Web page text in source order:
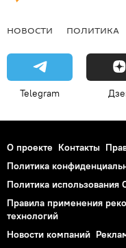
НОВОСТИ ПОЛИТИКА
Telegram
О проекте Контакты
Политика
Политика использования
Правила применения
технологий
Новости компаний